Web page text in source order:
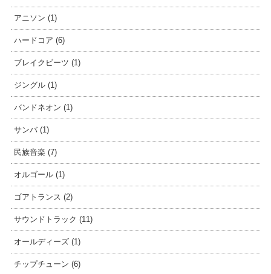
アニソン (1)
ハードコア (6)
ブレイクビーツ (1)
ジングル (1)
バンドネオン (1)
サンバ (1)
民族音楽 (7)
オルゴール (1)
ゴアトランス (2)
サウンドトラック (11)
オールディーズ (1)
チップチューン (6)